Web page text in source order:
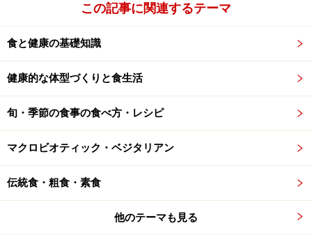
この記事に関連するテーマ
食と健康の基礎知識
健康的な体型づくりと食生活
旬・季節の食事の食べ方・レシピ
マクロビオティック・ベジタリアン
伝統食・粗食・素食
他のテーマも見る